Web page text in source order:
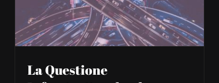
CONTATTACI
La Questione